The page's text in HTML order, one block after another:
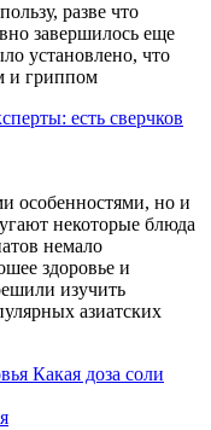
разве что
завершилось еще
установлено, что
и гриппом
есть сверчков
особенностями, но и
некоторые блюда
немало
здоровье и
изучить
азиатских
Какая доза соли